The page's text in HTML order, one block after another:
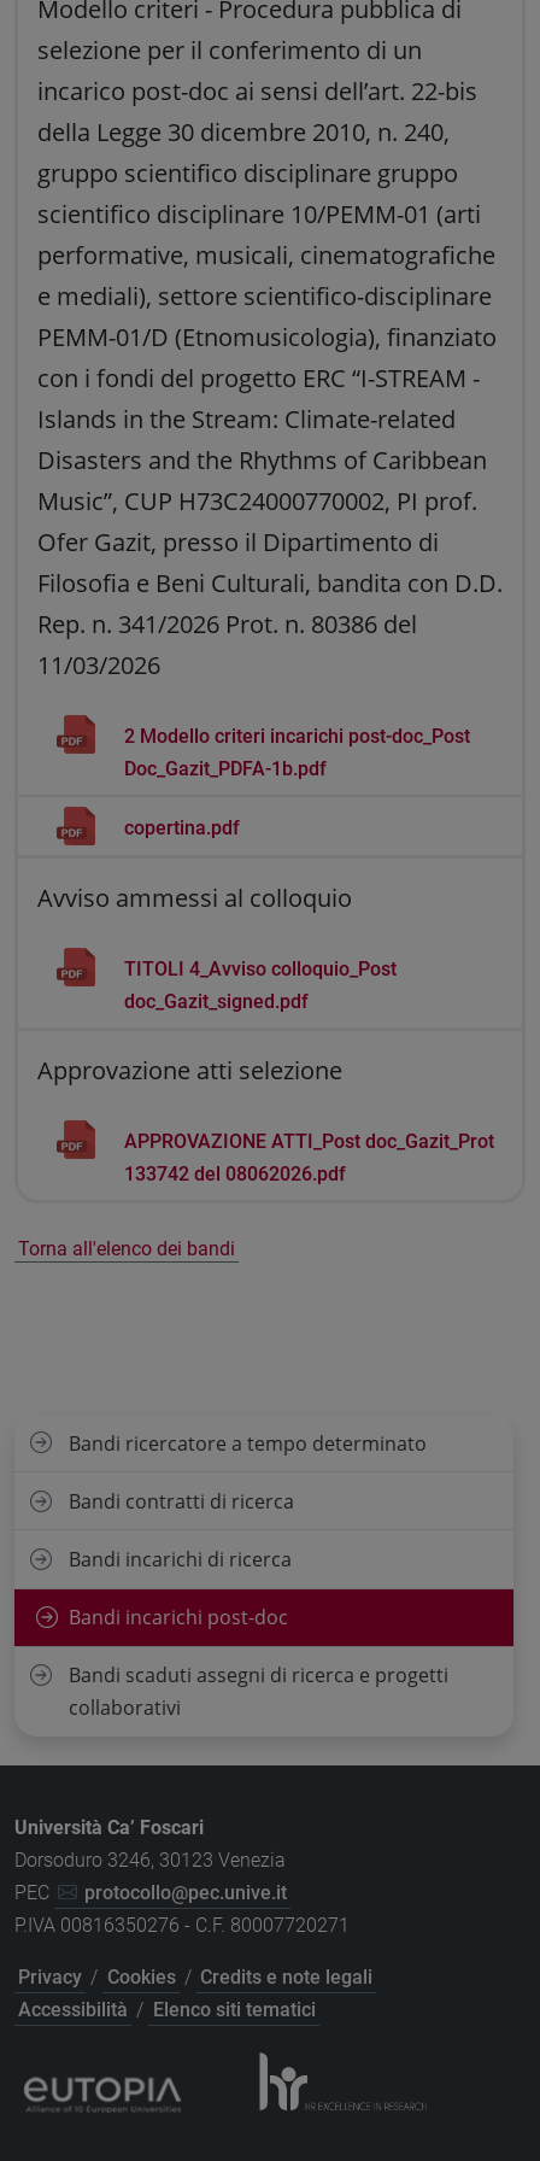
Modello criteri - Procedura pubblica di
selezione per il conferimento di un
incarico post-doc ai sensi dell’art. 22-bis
della Legge 30 dicembre 2010, n. 240,
gruppo scientifico disciplinare gruppo
scientifico disciplinare 10/PEMM-01 (arti
performative, musicali, cinematografiche
e mediali), settore scientifico-disciplinare
PEMM-01/D (Etnomusicologia), finanziato
con i fondi del progetto ERC “I-STREAM -
Islands in the Stream: Climate-related
Disasters and the Rhythms of Caribbean
Music”, CUP H73C24000770002, PI prof.
Ofer Gazit, presso il Dipartimento di
Filosofia e Beni Culturali, bandita con D.D.
Rep. n. 341/2026 Prot. n. 80386 del
11/03/2026
2 Modello criteri incarichi post-doc_Post
Doc_Gazit_PDFA-1b.pdf
copertina.pdf
Avviso ammessi al colloquio
TITOLI 4_Avviso colloquio_Post
doc_Gazit_signed.pdf
Approvazione atti selezione
APPROVAZIONE ATTI_Post doc_Gazit_Prot
133742 del 08062026.pdf
Torna all'elenco dei bandi
Bandi ricercatore a tempo determinato
Bandi contratti di ricerca
Bandi incarichi di ricerca
Bandi incarichi post-doc
Bandi scaduti assegni di ricerca e progetti
collaborativi
Università Ca’ Foscari
Dorsoduro 3246, 30123 Venezia
PEC
protocollo@pec.unive.it
P.IVA 00816350276 - C.F. 80007720271
Privacy / Cookies / Credits e note legali
Accessibilità / Elenco siti tematici